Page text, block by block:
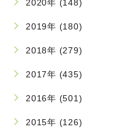
2020年 (148)
2019年 (180)
2018年 (279)
2017年 (435)
2016年 (501)
2015年 (126)